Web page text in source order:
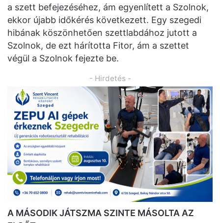
a szett befejezéséhez, ám egyenlített a Szolnok,
ekkor újabb időkérés következett. Egy szegedi
hibának köszönhetően szettlabdához jutott a
Szolnok, de ezt hárította Fitor, ám a szettet
végül a Szolnok fejezte be.
- Hirdetés -
A MÁSODIK JÁTSZMA SZINTE MÁSOLTA AZ